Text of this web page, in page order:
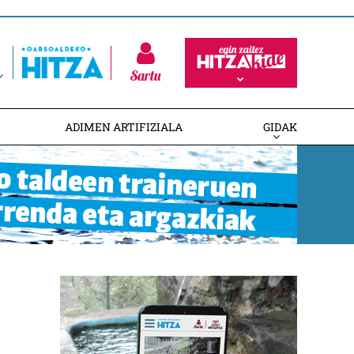
Sartu
ADIMEN ARTIFIZIALA GIDAK